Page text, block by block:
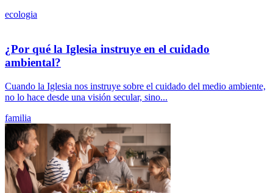
ecologia
¿Por qué la Iglesia instruye en el cuidado
ambiental?
Cuando la Iglesia nos instruye sobre el cuidado del medio ambiente,
no lo hace desde una visión secular, sino...
familia